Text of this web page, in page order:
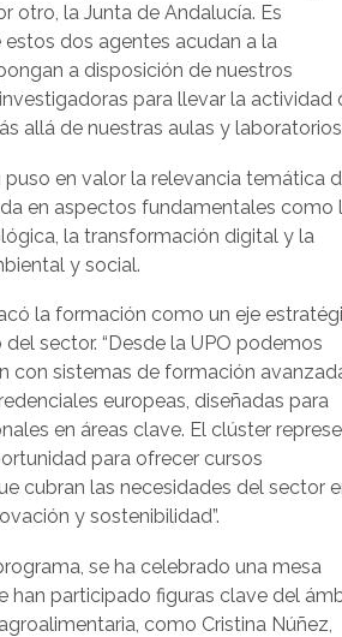
otro, la Junta de Andalucía. Es
dos agentes acudan a la
a disposición de nuestros
para llevar la actividad
allá de nuestras aulas y
en valor la relevancia temática
en aspectos fundamentales como
la transformación digital y la
y social.
la formación como un eje
sector. “Desde la UPO podemos
con sistemas de formación
europeas, diseñadas para
en áreas clave. El clúster
para ofrecer cursos
cubran las necesidades del sector
y sostenibilidad”.
se ha celebrado una mesa
han participado figuras clave del
como Cristina Núñez,